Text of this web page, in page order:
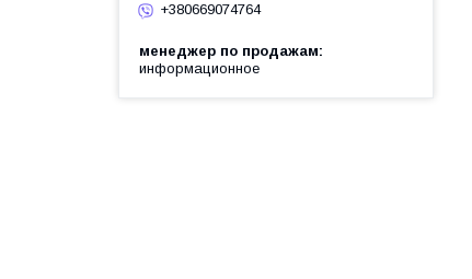
+380669074764
менеджер по продажам
информационное